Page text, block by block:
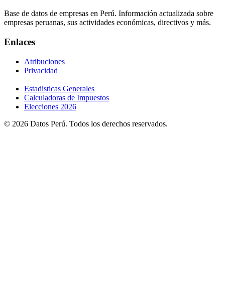
Base de datos de empresas en Perú. Información actualizada sobre
empresas peruanas, sus actividades económicas, directivos y más.
Enlaces
Atribuciones
Privacidad
Estadisticas Generales
Calculadoras de Impuestos
Elecciones 2026
© 2026 Datos Perú. Todos los derechos reservados.